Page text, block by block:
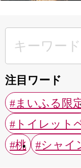
注目ワード
#まいふる限
#トイレット
#桃
#シャイ